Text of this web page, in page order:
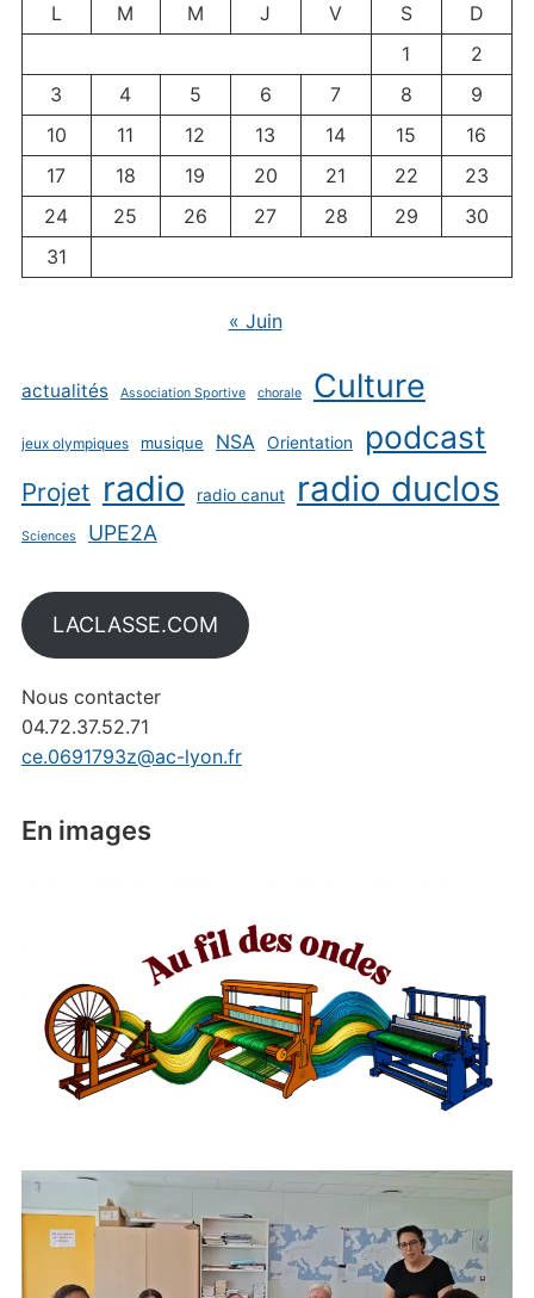
L M M J V S
D
1
2
3
4 5 6 7 8
9
10
11 12 13 14 15
16
17
18 19 20 21 22
23
24
25 26 27 28 29
30
31
« Juin
actualités Association Sportive chorale Culture
jeux olympiques musique NSA Orientation podcast
Projet radio radio canut radio duclos
Sciences UPE2A
LACLASSE.COM
Nous contacter
04.72.37.52.71
ce.0691793z@ac-lyon.fr
En images